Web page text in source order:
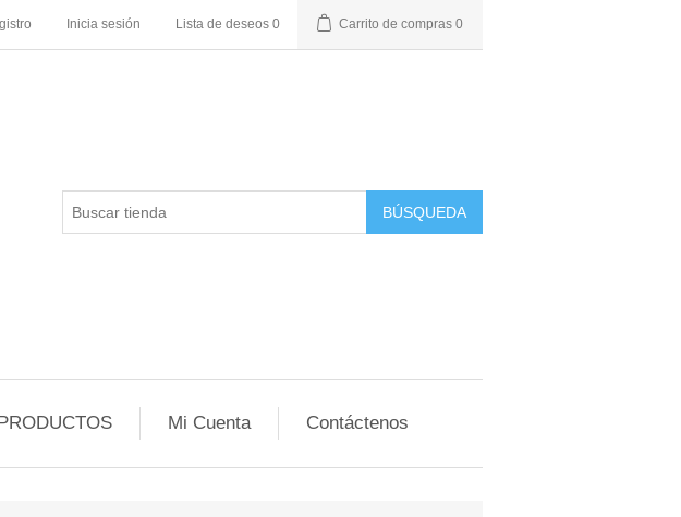
Inicia sesión Lista de deseos 0 Carrito de compras 0
BÚSQUEDA
Mi Cuenta Contáctenos